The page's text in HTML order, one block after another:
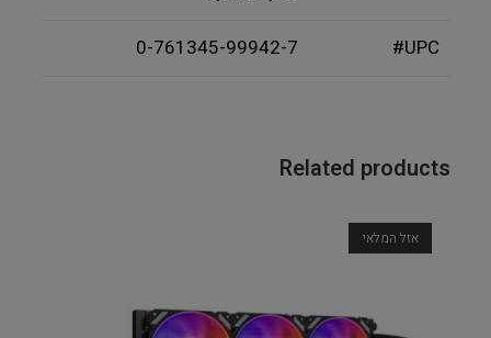
UPC#
0-761345-99942-7
Related products
אזל המלאי